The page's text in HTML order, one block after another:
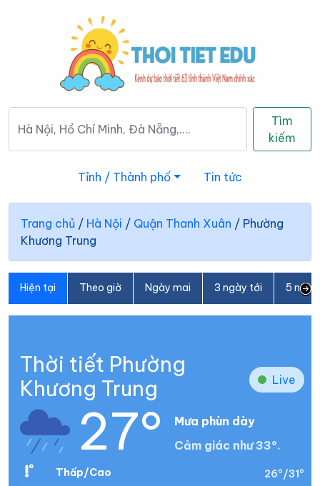
Tìm
kiếm
Tỉnh / Thành phố Tin tức
Trang chủ / Hà Nội / Quận Thanh Xuân / Phường
Khương Trung
Hiện tại Theo giờ Ngày mai 3 ngày tới 5
Thời tiết Phường
Khương Trung
Live
27°
Mưa phùn dày
Cảm giác như 33°.
Thấp/Cao
26°/31°